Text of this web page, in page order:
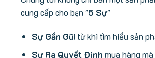
cung cấp cho bạn "5 Sự"
Sự Gần Gũi từ khi tìm hiểu sản
Sự Ra Quyết Định mua hàng